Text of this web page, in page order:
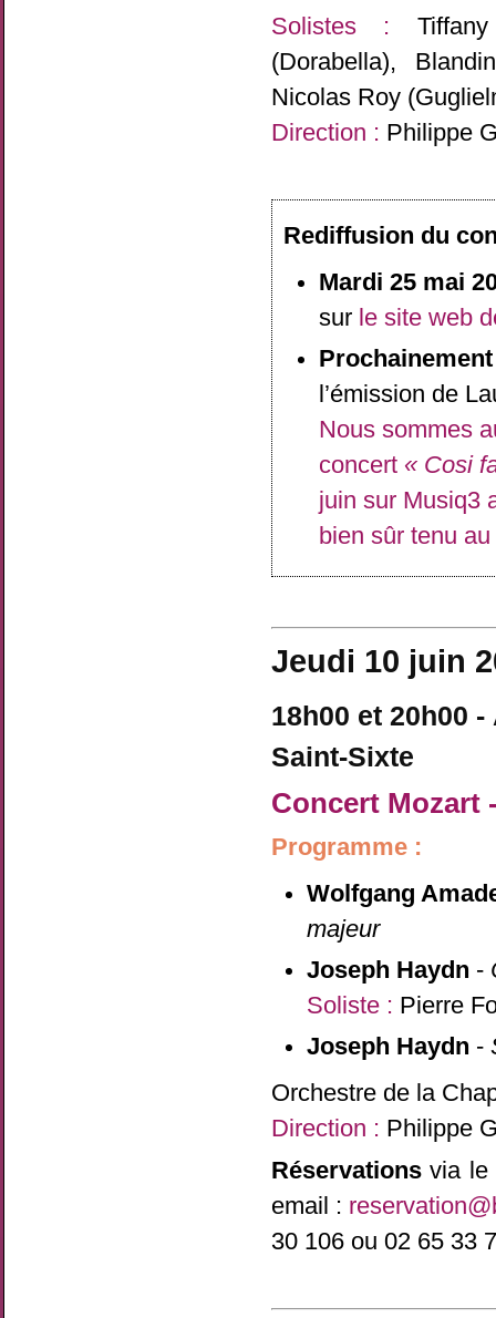
Solistes : Tiffany
(Dorabella),
Nicolas Roy
Direction : Philippe
Rediffusion du
Mardi 25 mai
sur le site web
Prochainement
l’émission de
Nous sommes
concert« Cosi
juin sur Musiq3
bien sûr tenu
Jeudi 10 juin
18h00 et 20h00
Saint-Sixte
Concert Mozart
Programme :
Wolfgang
majeur
Joseph Haydn -
Soliste : Pierre
Joseph Haydn -
Orchestre de la
Direction : Philippe
Réservations via le
email :
30 106 ou 02 65 33